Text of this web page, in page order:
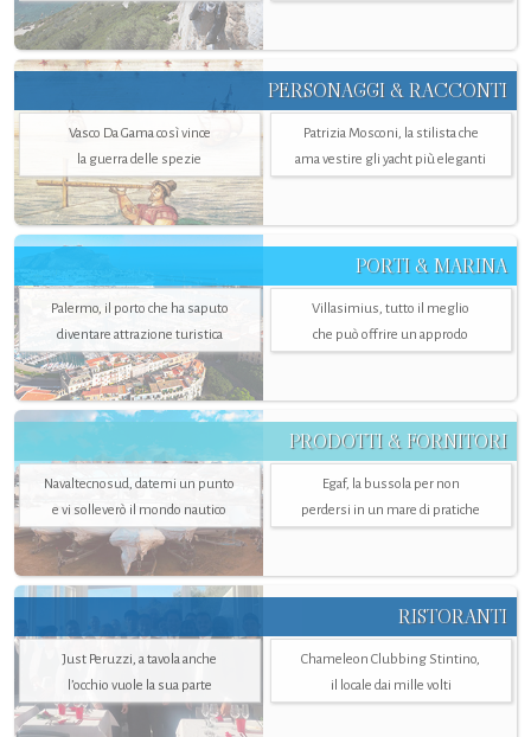
PERSONAGGI & RACCONTI
Vasco Da Gama così vince
la guerra delle spezie
Patrizia Mosconi, la stilista che
ama vestire gli yacht più eleganti
PORTI & MARINA
Palermo, il porto che ha saputo
diventare attrazione turistica
Villasimius, tutto il meglio
che può offrire un approdo
PRODOTTI & FORNITORI
Navaltecnosud, datemi un punto
e vi solleverò il mondo nautico
Egaf, la bussola per non
perdersi in un mare di pratiche
RISTORANTI
Just Peruzzi, a tavola anche
l’occhio vuole la sua parte
Chameleon Clubbing Stintino,
il locale dai mille volti